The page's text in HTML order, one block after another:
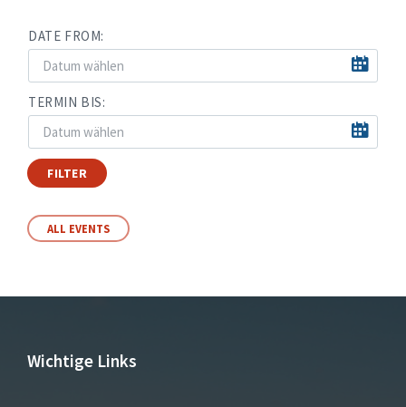
DATE FROM:
TERMIN BIS:
FILTER
ALL EVENTS
Wichtige Links